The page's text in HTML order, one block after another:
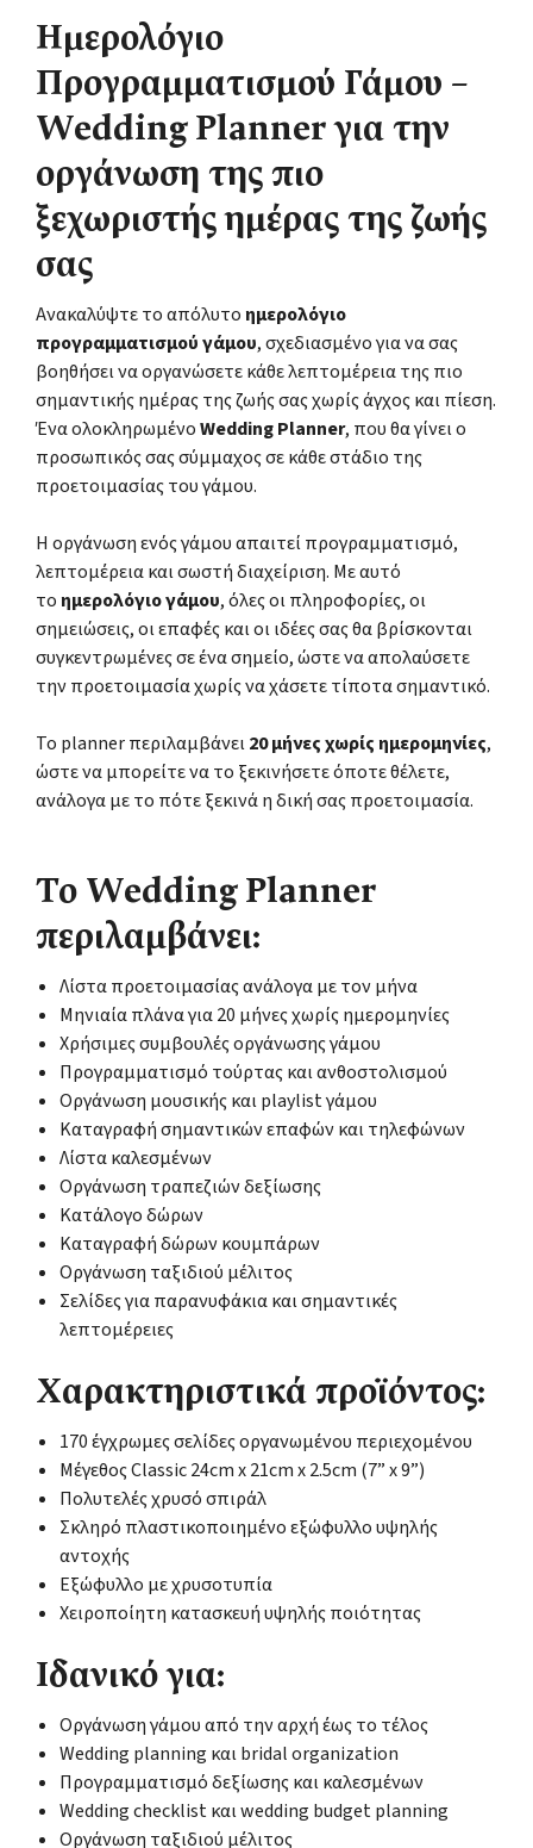
Ημερολόγιο
Προγραμματισμού Γάμου –
Wedding Planner για την
οργάνωση της πιο
ξεχωριστής ημέρας της ζωής
σας
Ανακαλύψτε το απόλυτο ημερολόγιο
προγραμματισμού γάμου, σχεδιασμένο για να σας
βοηθήσει να οργανώσετε κάθε λεπτομέρεια της πιο
σημαντικής ημέρας της ζωής σας χωρίς άγχος και πίεση.
Ένα ολοκληρωμένοWedding Planner, που θα γίνει ο
προσωπικός σας σύμμαχος σε κάθε στάδιο της
προετοιμασίας του γάμου.
Η οργάνωση ενός γάμου απαιτεί προγραμματισμό,
λεπτομέρεια και σωστή διαχείριση. Με αυτό
το ημερολόγιο γάμου, όλες οι πληροφορίες, οι
σημειώσεις, οι επαφές και οι ιδέες σας θα βρίσκονται
συγκεντρωμένες σε ένα σημείο, ώστε να απολαύσετε
την προετοιμασία χωρίς να χάσετε τίποτα σημαντικό.
Το planner περιλαμβάνει20 μήνες χωρίς ημερομηνίες,
ώστε να μπορείτε να το ξεκινήσετε όποτε θέλετε,
ανάλογα με το πότε ξεκινά η δική σας προετοιμασία.
Το Wedding Planner
περιλαμβάνει:
Λίστα προετοιμασίας ανάλογα με τον μήνα
Μηνιαία πλάνα για 20 μήνες χωρίς ημερομηνίες
Χρήσιμες συμβουλές οργάνωσης γάμου
Προγραμματισμό τούρτας και ανθοστολισμού
Οργάνωση μουσικής και playlist γάμου
Καταγραφή σημαντικών επαφών και τηλεφώνων
Λίστα καλεσμένων
Οργάνωση τραπεζιών δεξίωσης
Κατάλογο δώρων
Καταγραφή δώρων κουμπάρων
Οργάνωση ταξιδιού μέλιτος
Σελίδες για παρανυφάκια και σημαντικές
λεπτομέρειες
Χαρακτηριστικά προϊόντος:
170 έγχρωμες σελίδες οργανωμένου περιεχομένου
Μέγεθος Classic 24cm x 21cm x 2.5cm (7” x 9”)
Πολυτελές χρυσό σπιράλ
Σκληρό πλαστικοποιημένο εξώφυλλο υψηλής
αντοχής
Εξώφυλλο με χρυσοτυπία
Χειροποίητη κατασκευή υψηλής ποιότητας
Ιδανικό για:
Οργάνωση γάμου από την αρχή έως το τέλος
Wedding planning και bridal organization
Προγραμματισμό δεξίωσης και καλεσμένων
Wedding checklist και wedding budget planning
Οργάνωση ταξιδιού μέλιτος